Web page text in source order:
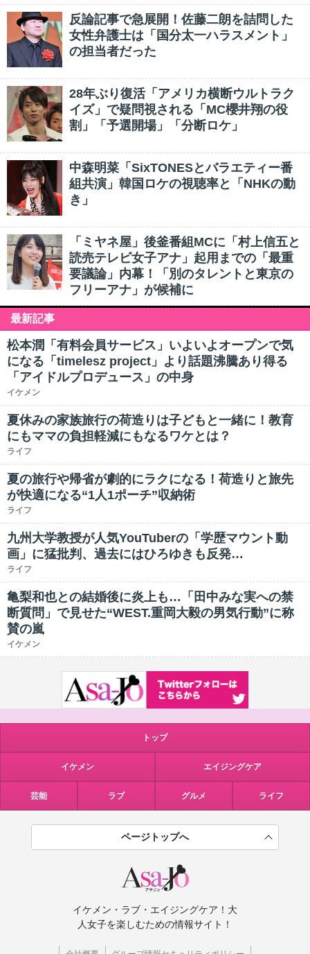
反論記事で急展開！佐藤二朗を詰問した
女性弁護士は「国分太一ハラスメント」
の担当者だった
28年ぶり復活「アメリカ横断ウルトラク
イズ」で疑問視される「MC櫻井翔の役
割」「予選開場」「分断ロケ」
中森明菜「SixTONESとバラエティー番
組共演」韓国ロケの視聴率と「NHKの動
き」
「ミヤネ屋」後釜番組MCに「村上信五と
読売テレビ女子アナ」起用までの「最重
要議論」内幕！「別のタレントと東京の
フリーアナ」が候補に
最新記事
松本潤「有料会員サービス」いよいよオープンで気
になる「timelesz project」より話題沸騰あり得る
「アイドルプロデュース」の中身
イケメン
夏休みの家族旅行の荷造りは子どもと一緒に！教育
にもママの負担軽減にもなるワケとは？
ライフ
夏の旅行や帰省が劇的にラクになる！荷造りと旅先
が快適になる“1人1ポーチ”収納術
ライフ
九州大学教授が人気YouTuberの「学歴マウント動
画」に猛批判、過去にはひろゆきも反発…
ライフ
亀梨和也との結婚後に炎上も…「田中みな実への禁
断質問」で見せた“WEST.重岡大毅の男気行動”に称
賛の嵐
イケメン
トップ
イケメン エイジングケア
芸能 ラブ グルメ ライフ
ページトップへ
イケメン・ラブ・エイジングケア！大
人女子を楽しむための情報サイト！